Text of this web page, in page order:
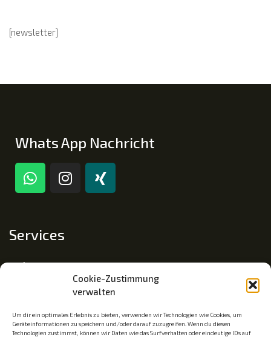
Cookie-Zustimmung
verwalten
Um dir ein optimales Erlebnis zu bieten, verwenden wir Technologien wie Cookies, um
Geräteinformationen zu speichern und/oder darauf zuzugreifen. Wenn du diesen
Technologien zustimmst, können wir Daten wie das Surfverhalten oder eindeutige IDs auf
[newsletter]
Whats App Nachricht
Services
Impressum
Datenschutz